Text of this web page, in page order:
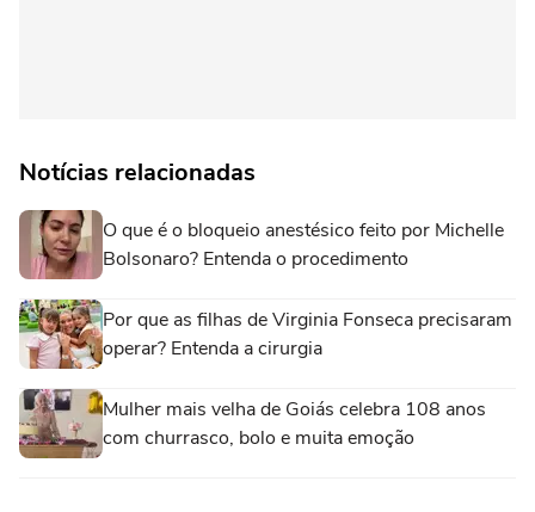
Notícias relacionadas
O que é o bloqueio anestésico feito por Michelle
Bolsonaro? Entenda o procedimento
Por que as filhas de Virginia Fonseca precisaram
operar? Entenda a cirurgia
Mulher mais velha de Goiás celebra 108 anos
com churrasco, bolo e muita emoção